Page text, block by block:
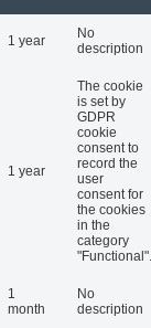
1 year
No
description
1 year
The cookie
is set by
GDPR
cookie
consent to
record the
user
consent for
the cookies
in the
category
"Functional".
1
month
No
description